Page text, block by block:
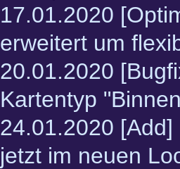
17.01.2020
erweitert um
20.01.2020
Kartentyp
24.01.2020
jetzt im neuen